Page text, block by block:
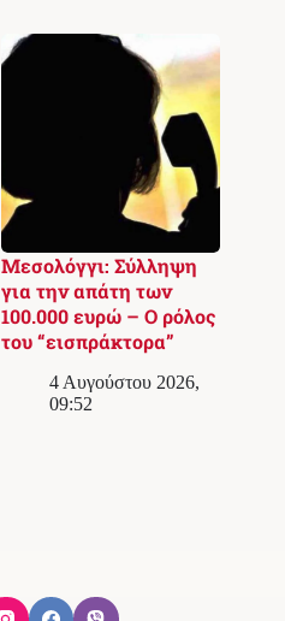
Μεσολόγγι: Σύλληψη
για την απάτη των
100.000 ευρώ – Ο ρόλος
του “εισπράκτορα”
4 Αυγούστου 2026,
09:52